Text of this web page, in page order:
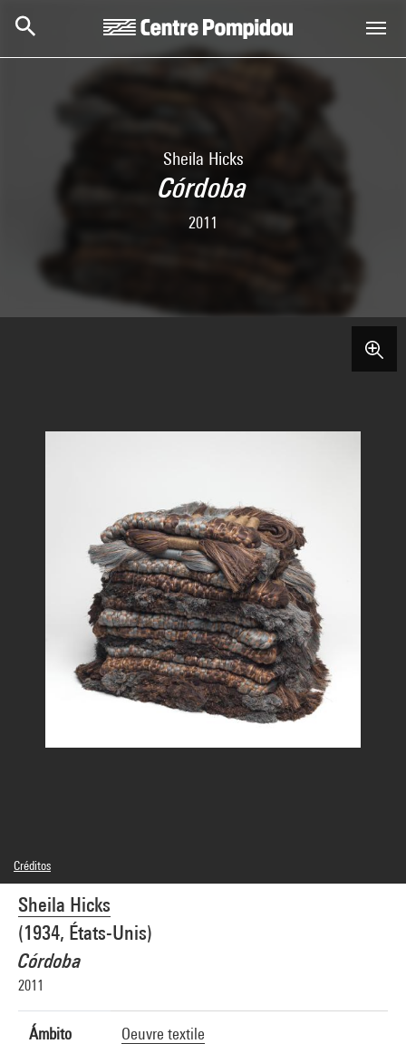
Sheila Hicks
Córdoba
2011
Sheila Hicks
(1934, États-Unis)
Córdoba
2011
Ámbito Oeuvre textile
Créditos
© Adagp, Paris
Créditos fotográficos : Centre Pompidou, MNAM-CCI/Philippe Migeat/Dist.
GrandPalaisRmn
Referencia de la imagen : 4N87288
Difusión de la imagen :